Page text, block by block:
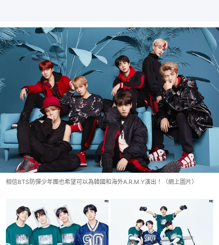
相信BTS防彈少年團也希望可以為韓國和海外A.R.M.Y演出！（網上圖片）